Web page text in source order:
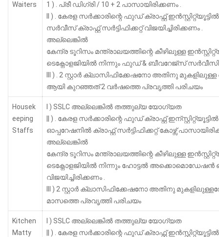
Waiters
1 ) . പ്രീ ഡിഗ്രി / 10 + 2 പാസായിരിക്കണം .
II ) . കേരള സർക്കാരിന്റെ ഫുഡ് ക്രാഫ്റ്റ്
സർവീസ് ക്രാഫ്റ്റ് സർട്ടിഫിക്കറ്റ് വിജയിച്ചിരിക്കണം .
അല്ലെങ്കിൽ
കേന്ദ്ര ടൂറിസം മന്ത്രാലയത്തിന്റെ കീഴിലുള്ള
ടെക്നോളജിയിൽ നിന്നും ഫുഡ് & ബീവറേജ്സ്
III ) . 2 സ്റ്റാർ ക്ലാസിഫിക്കേഷനോ അതിനു
ആയി കുറഞ്ഞത് 2 വർഷത്തെ പ്രവൃത്തി പരിചയം
Housek
eeping
Staffs
I ) SSLC അല്ലെങ്കിൽ തത്തുല്യ യോഗ്യത
|| ) . കേരള സർക്കാരിന്റെ ഫുഡ് ക്രാഫ്റ്റ്
ഓപ്പറേഷനിൽ ക്രാഫ്റ്റ് സർട്ടിഫിക്കറ്റ് കോഴ്സ്
അല്ലെങ്കിൽ
കേന്ദ്ര ടൂറിസം മന്ത്രാലയത്തിന്റെ കീഴിലുള്ള
ടെക്നോളജിയിൽ നിന്നും ഹോട്ടൽ അക്കൊമൊഡേഷൻ
വിജയിച്ചിരിക്കണം .
III ) 2 സ്റ്റാർ ക്ലാസിഫിക്കേഷനോ അതിനു
മാസത്തെ പ്രവൃത്തി പരിചയം
Kitchen
Matty
I ) SSLC അല്ലെങ്കിൽ തത്തുല്യ യോഗ്യത
|| ) . കേരള സർക്കാരിന്റെ ഫുഡ് ക്രാഫ്റ്റ്